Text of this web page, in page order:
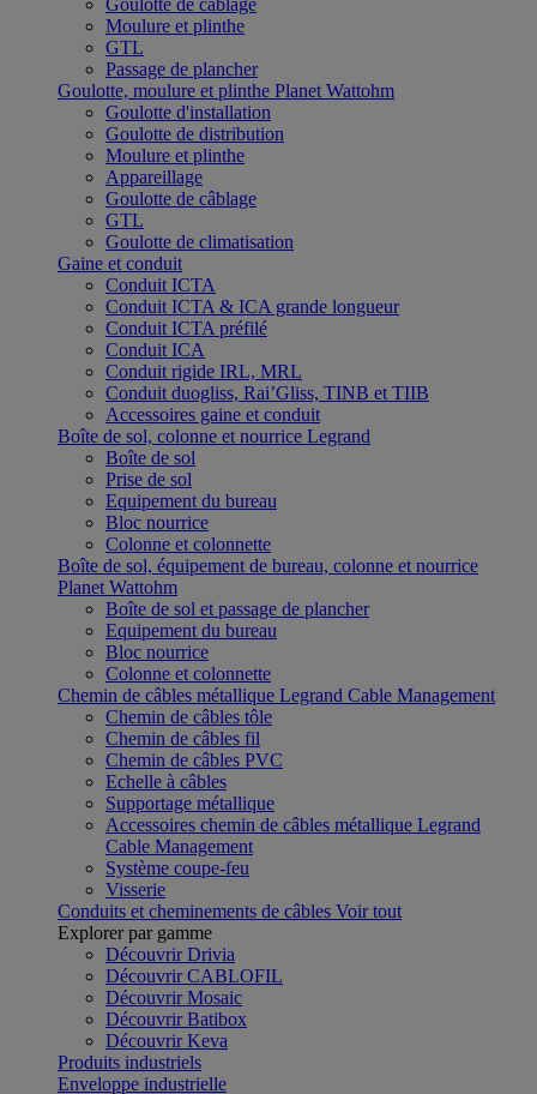
Goulotte de câblage
Moulure et plinthe
GTL
Passage de plancher
Goulotte, moulure et plinthe Planet Wattohm
Goulotte d'installation
Goulotte de distribution
Moulure et plinthe
Appareillage
Goulotte de câblage
GTL
Goulotte de climatisation
Gaine et conduit
Conduit ICTA
Conduit ICTA & ICA grande longueur
Conduit ICTA préfilé
Conduit ICA
Conduit rigide IRL, MRL
Conduit duogliss, Rai’Gliss, TINB et TIIB
Accessoires gaine et conduit
Boîte de sol, colonne et nourrice Legrand
Boîte de sol
Prise de sol
Equipement du bureau
Bloc nourrice
Colonne et colonnette
Boîte de sol, équipement de bureau, colonne et nourrice
Planet Wattohm
Boîte de sol et passage de plancher
Equipement du bureau
Bloc nourrice
Colonne et colonnette
Chemin de câbles métallique Legrand Cable Management
Chemin de câbles tôle
Chemin de câbles fil
Chemin de câbles PVC
Echelle à câbles
Supportage métallique
Accessoires chemin de câbles métallique Legrand
Cable Management
Système coupe-feu
Visserie
Conduits et cheminements de câbles Voir tout
Explorer par gamme
Découvrir Drivia
Découvrir CABLOFIL
Découvrir Mosaic
Découvrir Batibox
Découvrir Keva
Produits industriels
Enveloppe industrielle